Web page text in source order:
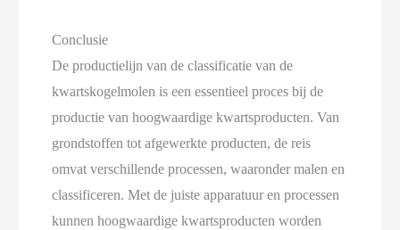
Conclusie
De productielijn van de classificatie van de
kwartskogelmolen is een essentieel proces bij de
productie van hoogwaardige kwartsproducten. Van
grondstoffen tot afgewerkte producten, de reis
omvat verschillende processen, waaronder malen en
classificeren. Met de juiste apparatuur en processen
kunnen hoogwaardige kwartsproducten worden